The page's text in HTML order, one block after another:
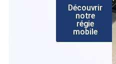
Découvrir
notre
régie
mobile